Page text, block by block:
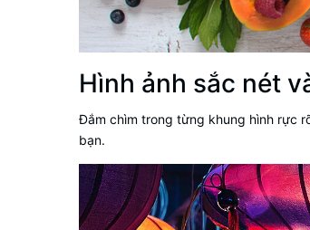
Hình ảnh sắc nét
Đắm chìm trong từng khung hình rực
bạn.